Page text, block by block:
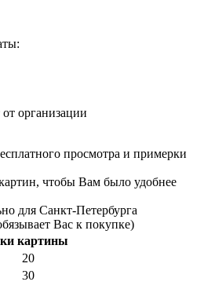
организации
просмотра и примерки
чтобы Вам было удобнее
для Санкт-Петербурга
Вас к покупке)
картины
20
30